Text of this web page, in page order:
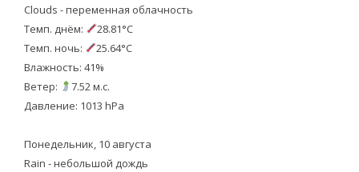
Clouds - переменная облачность
Темп. днём:
28.81°C
Темп. ночь:
25.64°C
Влажность: 41%
Ветер:
7.52 м.с.
Давление: 1013 hPa
Понедельник, 10 августа
Rain - небольшой дождь